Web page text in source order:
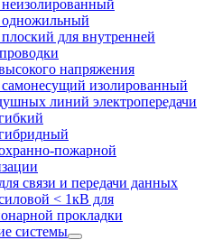
неизолированный
для внутренней
напряжения
изолированный
линий электропередачи
пожарной
связи и передачи данных
< 1кВ для
прокладки
системы